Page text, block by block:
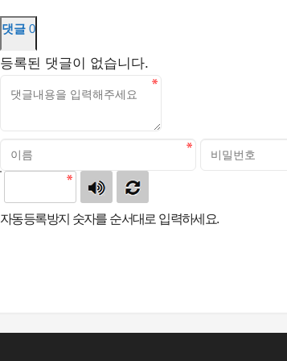
댓글 0
등록된 댓글이 없습니다.
자동등록방지 숫자를 순서대로 입력하세요.